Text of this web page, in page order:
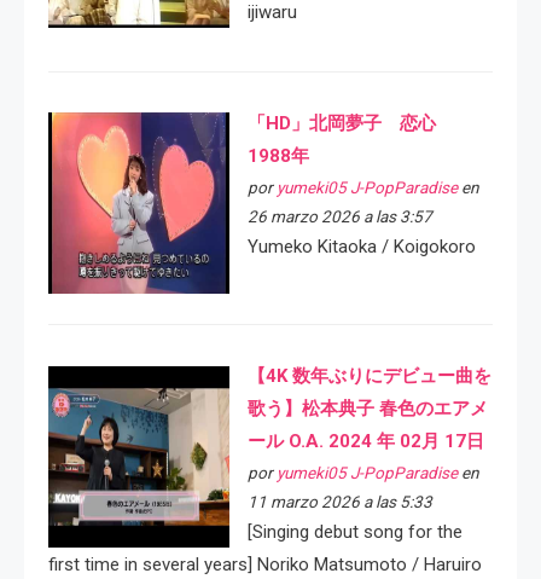
ijiwaru
「HD」北岡夢子 恋心
1988年
por yumeki05 J-PopParadiseen
26 marzo 2026 a las 3:57
Yumeko Kitaoka / Koigokoro
【4K 数年ぶりにデビュー曲を
歌う】松本典子 春色のエアメ
ール O.A. 2024 年 02月 17日
por yumeki05 J-PopParadiseen
11 marzo 2026 a las 5:33
[Singing debut song for the
first time in several years] Noriko Matsumoto / Haruiro